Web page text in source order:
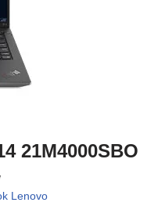
21M4000SBO
Lenovo